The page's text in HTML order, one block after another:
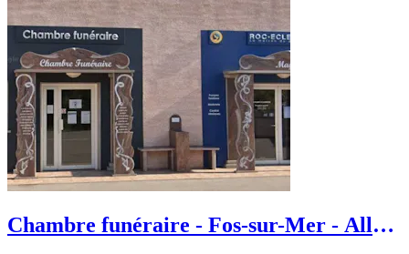
Chambre funéraire - Fos-sur-Mer - Allée